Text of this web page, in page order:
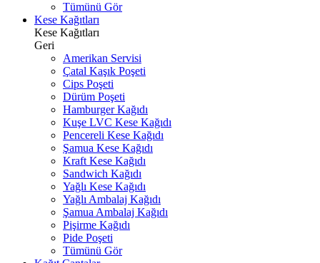
Tümünü Gör
Kese Kağıtları
Kese Kağıtları
Geri
Amerikan Servisi
Çatal Kaşık Poşeti
Cips Poşeti
Dürüm Poşeti
Hamburger Kağıdı
Kuşe LVC Kese Kağıdı
Pencereli Kese Kağıdı
Şamua Kese Kağıdı
Kraft Kese Kağıdı
Sandwich Kağıdı
Yağlı Kese Kağıdı
Yağlı Ambalaj Kağıdı
Şamua Ambalaj Kağıdı
Pişirme Kağıdı
Pide Poşeti
Tümünü Gör